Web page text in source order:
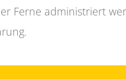
Ferne administriert